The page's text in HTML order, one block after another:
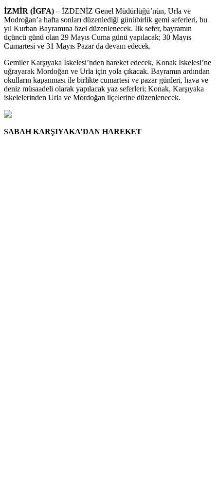
İZMİR (İGFA) –İZDENİZ Genel Müdürlüğü’nün, Urla ve
Modroğan’a hafta sonları düzenlediği günübirlik gemi seferleri, bu
yıl Kurban Bayramına özel düzenlenecek. İlk sefer, bayramın
üçüncü günü olan 29 Mayıs Cuma günü yapılacak; 30 Mayıs
Cumartesi ve 31 Mayıs Pazar da devam edecek.
Gemiler Karşıyaka İskelesi’nden hareket edecek, Konak İskelesi’ne
uğrayarak Mordoğan ve Urla için yola çıkacak. Bayramın ardından
okulların kapanması ile birlikte cumartesi ve pazar günleri, hava ve
deniz müsaadeli olarak yapılacak yaz seferleri; Konak, Karşıyaka
iskelelerinden Urla ve Mordoğan ilçelerine düzenlenecek.
SABAH KARŞIYAKA’DAN HAREKET